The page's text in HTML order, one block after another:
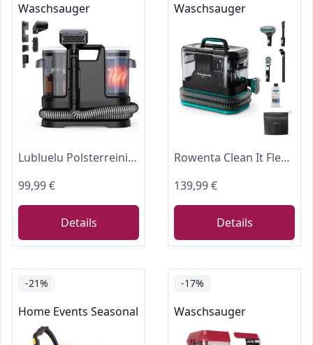
Waschsauger
Lubluelu Polsterreiniger Gerät, 1400 W, 18 kPa, erhitzt Wasser in 10 Sek.
99,99 €
Details
Waschsauger
Rowenta Clean It Fleckenreiniger, tragbarer Teppichreiniger, schnelle und einfache Reinigung, abnehmbarer 2.3-Liter-Tank, wechselbare Reinigungsköpfe, 750 Watt, Grün, Schwarz, IN5020F0
139,99 €
Details
-21%
Home Events Seasonal
-17%
Waschsauger